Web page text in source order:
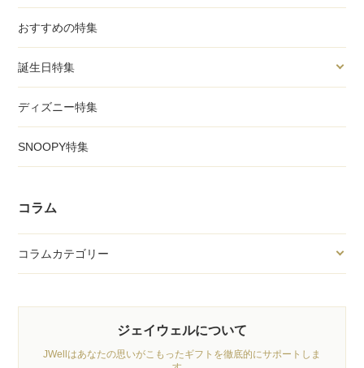
おすすめの特集
誕生日特集
ディズニー特集
SNOOPY特集
コラム
コラムカテゴリー
ジェイウェルについて
JWellはあなたの思いがこもったギフトを徹底的にサポートしま